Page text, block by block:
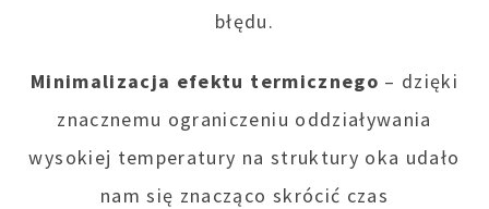
błędu.
Minimalizacja efektu termicznego – dzięki
znacznemu ograniczeniu oddziaływania
wysokiej temperatury na struktury oka udało
nam się znacząco skrócić czas